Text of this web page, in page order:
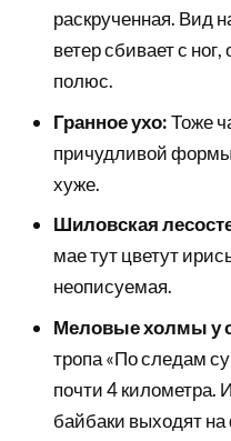
раскрученная. Вид
ветер сбивает с
полюс.
Гранное ухо:Тоже
причудливой
хуже.
Шиловская
мае тут цветут
неописуемая.
Меловые холмы у
тропа «По следам
почти 4 километра.
байбаки выходят